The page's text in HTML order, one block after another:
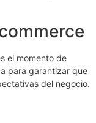
el momento de
para garantizar que
del negocio.